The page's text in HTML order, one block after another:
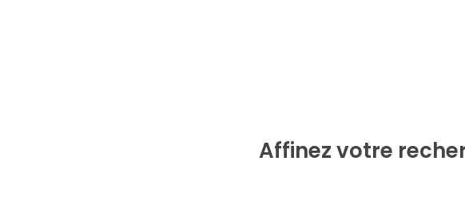
Affinez votre